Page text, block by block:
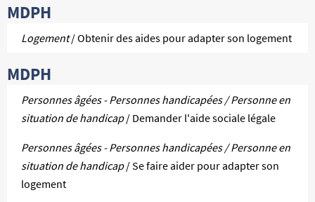
MDPH
Logement/ Obtenir des aides pour adapter son logement
MDPH
Personnes âgées - Personnes handicapées / Personne en
situation de handicap/ Demander l'aide sociale légale
Personnes âgées - Personnes handicapées / Personne en
situation de handicap/ Se faire aider pour adapter son
logement